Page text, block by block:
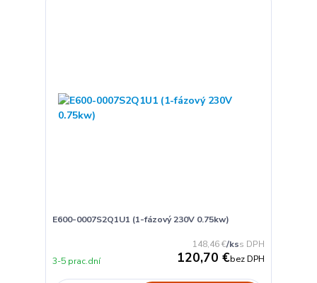
E600-0007S2Q1U1 (1-fázový 230V 0.75kw)
148,46 €/ks
120,70 €bez DPH
3-5 prac.dní